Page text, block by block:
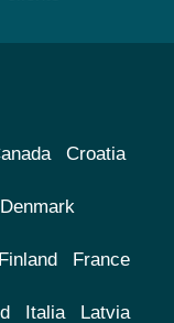
Croatia
Denmark
Finland France
Italia Latvia